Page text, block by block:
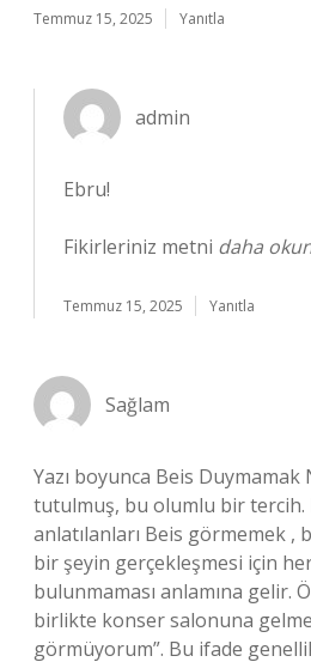
Temmuz 15, 2025 Yanıtla
admin
Ebru!
Fikirleriniz metni daha
Temmuz 15, 2025 Yanıtla
Sağlam
Yazı boyunca Beis
tutulmuş, bu olumlu bir tercih.
anlatılanları Beis görmemek ,
bir şeyin gerçekleşmesi için
bulunmaması anlamına gelir.
birlikte konser salonuna
görmüyorum”. Bu ifade